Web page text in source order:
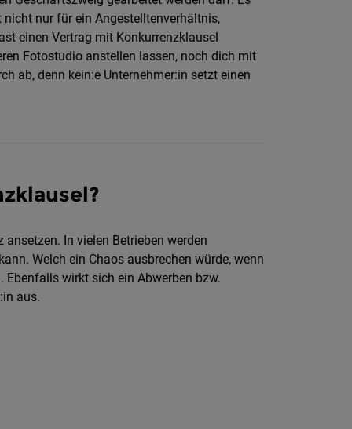
nur für ein Angestelltenverhältnis,
einen Vertrag mit Konkurrenzklausel
Fotostudio anstellen lassen, noch dich mit
ab, denn kein:e Unternehmer:in setzt einen
In vielen Betrieben werden
Welch ein Chaos ausbrechen würde, wenn
wirkt sich ein Abwerben bzw.
aus.